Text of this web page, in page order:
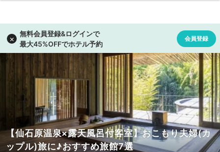
【仙石原温泉×露天風呂付客室】おこもり夫婦(カ
ップル)旅に♪おすすめ旅館7選